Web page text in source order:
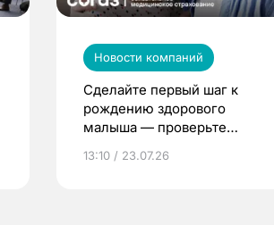
Новости компаний
Сделайте первый шаг к
рождению здорового
малыша — проверьте
по ОМС!
13:10 / 23.07.26